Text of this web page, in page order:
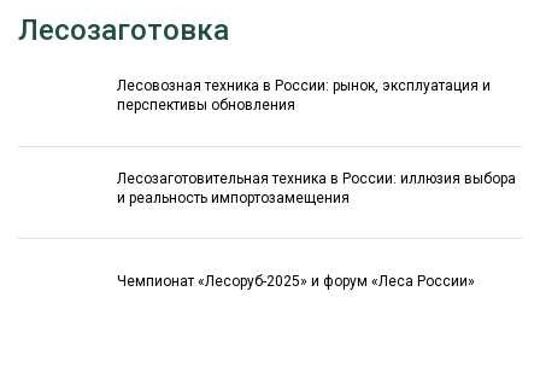
Лесозаготовка
Лесовозная техника в России: рынок, эксплуатация и
перспективы обновления
Лесозаготовительная техника в России: иллюзия выбора
и реальность импортозамещения
Чемпионат «Лесоруб-2025» и форум «Леса России»